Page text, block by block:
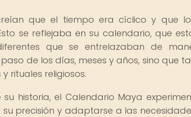
que el tiempo era cíclico y que
se reflejaba en su calendario, que
que se entrelazaban de
de los días, meses y años, sino que
rituales religiosos.
historia, el Calendario Maya
precisión y adaptarse a las